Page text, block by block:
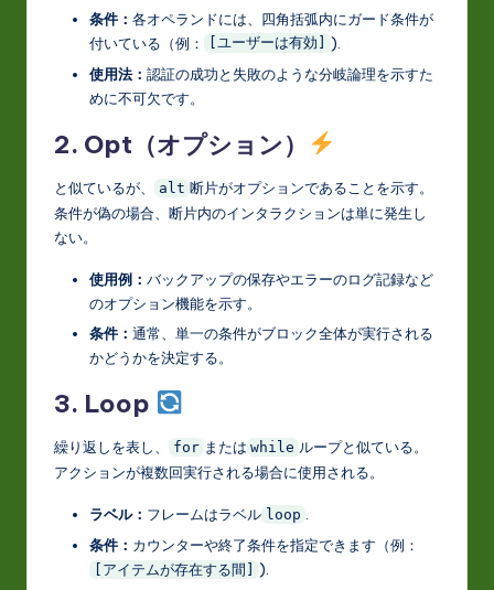
条件： 各オペランドには、四角括弧内にガード条件が
付いている（例：
[ユーザーは有効]
).
使用法： 認証の成功と失敗のような分岐論理を示すた
めに不可欠です。
2. Opt（オプション）
と似ているが、 alt 断片がオプションであることを示す。
条件が偽の場合、断片内のインタラクションは単に発生し
ない。
使用例： バックアップの保存やエラーのログ記録など
のオプション機能を示す。
条件： 通常、単一の条件がブロック全体が実行される
かどうかを決定する。
3. Loop
繰り返しを表し、 for または while ループと似ている。
アクションが複数回実行される場合に使用される。
ラベル： フレームはラベル loop
条件： カウンターや終了条件を指定できます（例：
[アイテムが存在する間]
).